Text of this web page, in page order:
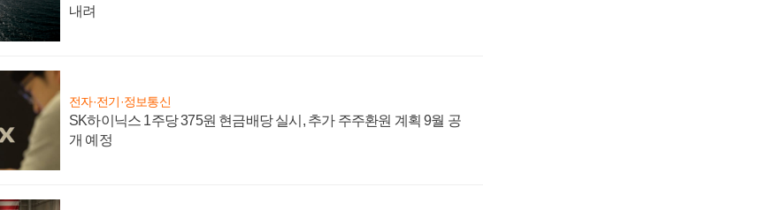
내려
전자·전기·정보통신
SK하이닉스 1주당 375원 현금배당 실시, 추가 주주환원 계획 9월 공
개 예정